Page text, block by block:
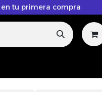
tu primera compra